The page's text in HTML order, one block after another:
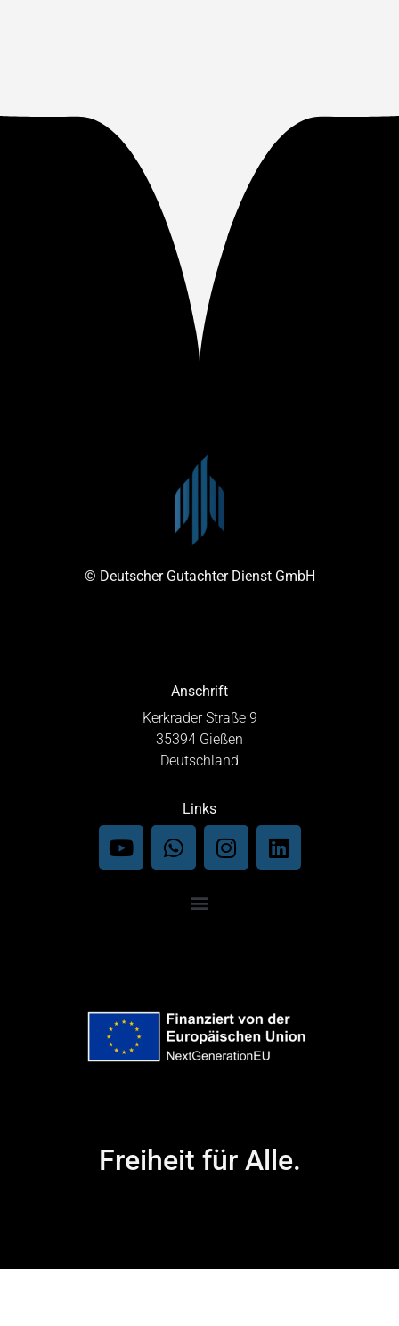
© Deutscher Gutachter Dienst GmbH
Anschrift
Kerkrader Straße 9
35394 Gießen
Deutschland
Links
Freiheit für Alle.